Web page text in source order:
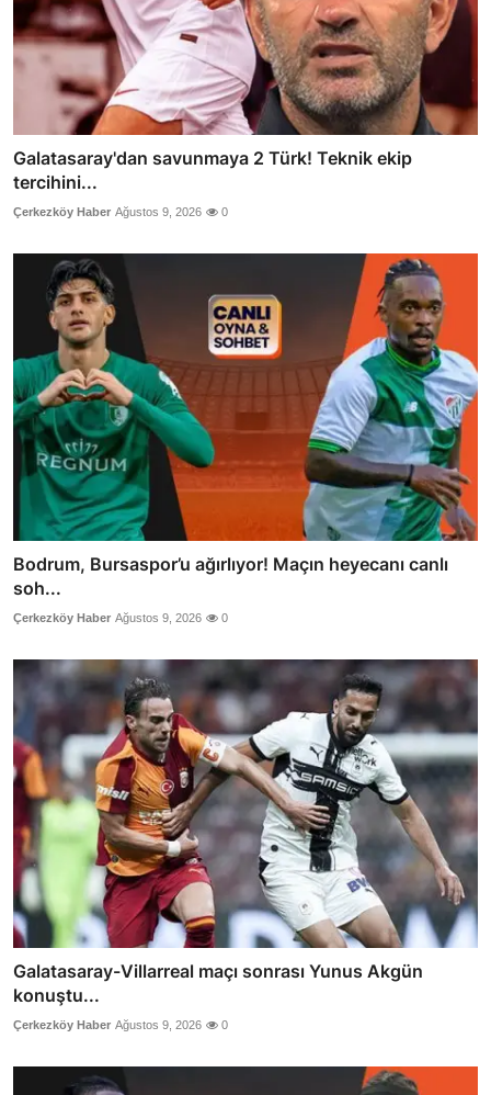
Galatasaray'dan savunmaya 2 Türk! Teknik ekip
tercihini...
Çerkezköy Haber Ağustos 9, 2026 0
Bodrum, Bursaspor’u ağırlıyor! Maçın heyecanı canlı
soh...
Çerkezköy Haber Ağustos 9, 2026 0
Galatasaray-Villarreal maçı sonrası Yunus Akgün
konuştu...
Çerkezköy Haber Ağustos 9, 2026 0